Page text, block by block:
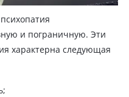
и пограничную. Эти
характерна следующая